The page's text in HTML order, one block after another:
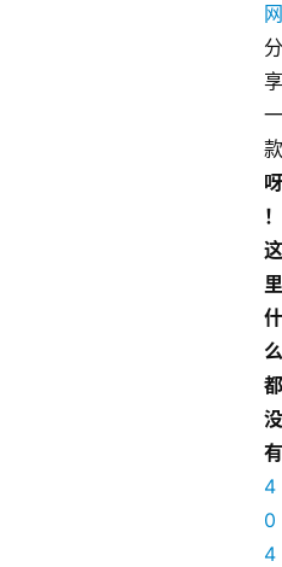
网
分
享
一
款
呀
！
这
里
什
么
都
没
有
4
0
4